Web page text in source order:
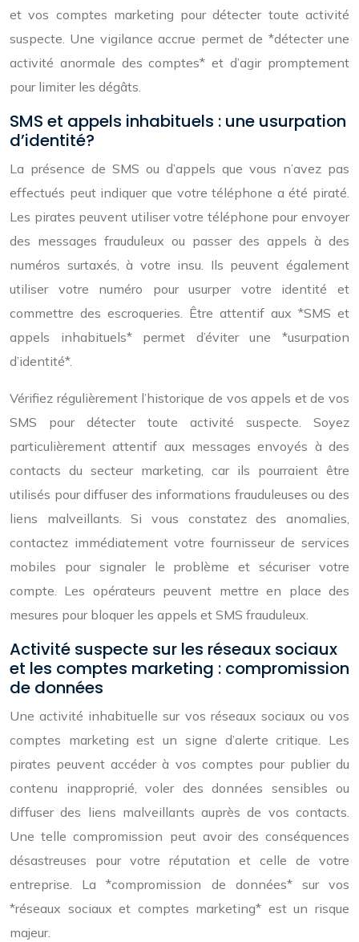
et vos comptes marketing pour détecter toute activité
suspecte. Une vigilance accrue permet de *détecter une
activité anormale des comptes* et d’agir promptement
pour limiter les dégâts.
SMS et appels inhabituels : une usurpation
d’identité?
La présence de SMS ou d’appels que vous n’avez pas
effectués peut indiquer que votre téléphone a été piraté.
Les pirates peuvent utiliser votre téléphone pour envoyer
des messages frauduleux ou passer des appels à des
numéros surtaxés, à votre insu. Ils peuvent également
utiliser votre numéro pour usurper votre identité et
commettre des escroqueries. Être attentif aux *SMS et
appels inhabituels* permet d’éviter une *usurpation
d’identité*.
Vérifiez régulièrement l’historique de vos appels et de vos
SMS pour détecter toute activité suspecte. Soyez
particulièrement attentif aux messages envoyés à des
contacts du secteur marketing, car ils pourraient être
utilisés pour diffuser des informations frauduleuses ou des
liens malveillants. Si vous constatez des anomalies,
contactez immédiatement votre fournisseur de services
mobiles pour signaler le problème et sécuriser votre
compte. Les opérateurs peuvent mettre en place des
mesures pour bloquer les appels et SMS frauduleux.
Activité suspecte sur les réseaux sociaux
et les comptes marketing : compromission
de données
Une activité inhabituelle sur vos réseaux sociaux ou vos
comptes marketing est un signe d’alerte critique. Les
pirates peuvent accéder à vos comptes pour publier du
contenu inapproprié, voler des données sensibles ou
diffuser des liens malveillants auprès de vos contacts.
Une telle compromission peut avoir des conséquences
désastreuses pour votre réputation et celle de votre
entreprise. La *compromission de données* sur vos
*réseaux sociaux et comptes marketing* est un risque
majeur.